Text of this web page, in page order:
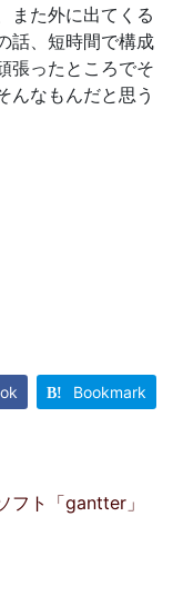
また外に出てくる
話、短時間で構成
張ったところでそ
んなもんだと思う
Bookmark
フト「gantter」